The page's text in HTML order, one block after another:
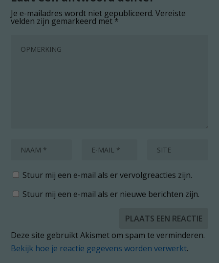
Je e-mailadres wordt niet gepubliceerd. Vereiste
velden zijn gemarkeerd met*
Stuur mij een e-mail als er vervolgreacties zijn.
Stuur mij een e-mail als er nieuwe berichten zijn.
Deze site gebruikt Akismet om spam te verminderen.
Bekijk hoe je reactie gegevens worden verwerkt.